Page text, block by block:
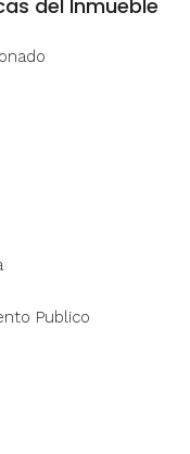
del Inmueble
Publico